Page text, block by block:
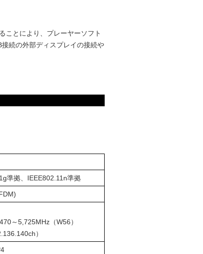
ことにより、プレーヤーソフト
続の外部ディスプレイの接続や
準拠、IEEE802.11n準拠
～5,725MHz（W56）
）